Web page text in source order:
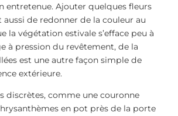
entretenue. Ajouter quelques fleurs
de redonner de la couleur au
la végétation estivale s’efface peu à
à pression du revêtement, de la
est une autre façon simple de
extérieure.
discrètes, comme une couronne
en pot près de la porte